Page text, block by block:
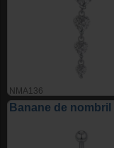
NMA136
Banane de